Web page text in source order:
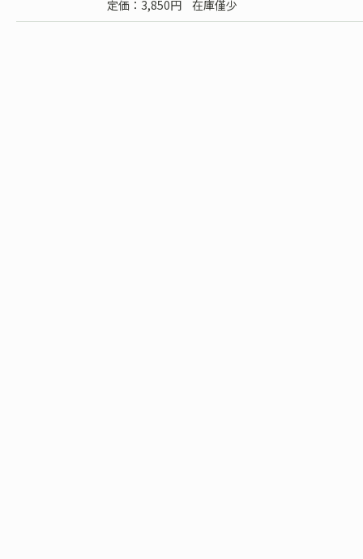
定価：3,850円
在庫僅少